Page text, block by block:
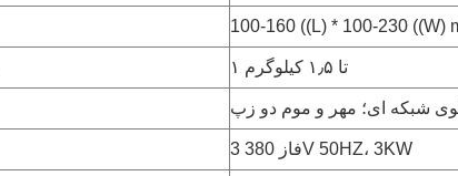
100-160 ((L) * 100-230 ((W)
۱ تا ۱٫۵ کیلوگرم
شبکه ای؛ مهر و موم دو زپ
3 فاز 380V 50HZ، 3KW